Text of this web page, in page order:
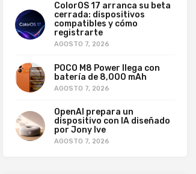
ColorOS 17 arranca su beta
cerrada: dispositivos
compatibles y cómo
registrarte
AGOSTO 7, 2026
POCO M8 Power llega con
batería de 8,000 mAh
AGOSTO 7, 2026
OpenAI prepara un
dispositivo con IA diseñado
por Jony Ive
AGOSTO 7, 2026